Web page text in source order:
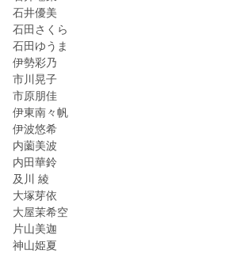
石井優美
石田さくら
石田ゆうま
伊勢彩乃
市川晃子
市原朋佳
伊東南々帆
伊波悠希
内薗美波
内田華鈴
及川 綾
大塚芽依
大屋茉希空
片山美迦
神山姫夏